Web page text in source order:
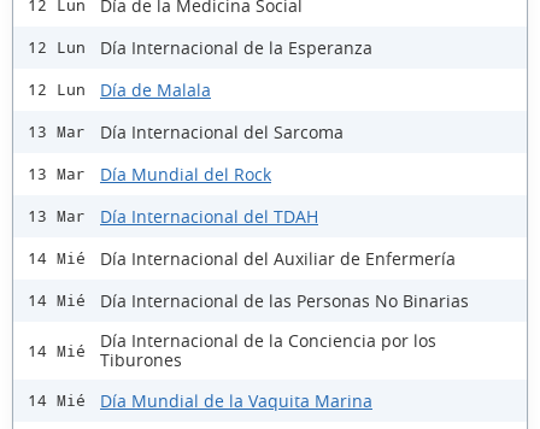
12 Lun Día de la Medicina Social
12 Lun Día Internacional de la Esperanza
12 Lun Día de Malala
13 Mar Día Internacional del Sarcoma
13 Mar Día Mundial del Rock
13 Mar Día Internacional del TDAH
14 Mié Día Internacional del Auxiliar de Enfermería
14 Mié Día Internacional de las Personas No Binarias
14 Mié
Día Internacional de la Conciencia por los
Tiburones
14 Mié Día Mundial de la Vaquita Marina